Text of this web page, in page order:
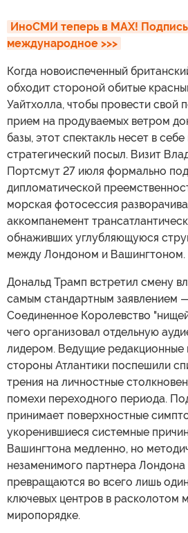
ИноСМИ теперь в MAX!
международное >>>
Когда новоиспеченный
обходит стороной обитые
Уайтхолла, чтобы провести свой
прием на продуваемых ветром
базы, этот спектакль несет в
стратегический посыл. Визит
Портсмут 27 июля формально
дипломатической
морская фотосессия
аккомпанемент
обнаживших углубляющуюся
между Лондоном и Вашингтоном.
Дональд Трамп встретил смену
самым стандартным заявлением
Соединенное Королевство
чего организовал отдельную
лидером. Ведущие редакционные
стороны Атлантики поспешили
трения на личностные
помехи переходного периода.
принимает поверхностные
укоренившиеся системные
Вашингтона медленно, но
незаменимого партнера
превращаются во всего лишь
ключевых центров в расколотом
миропорядке.